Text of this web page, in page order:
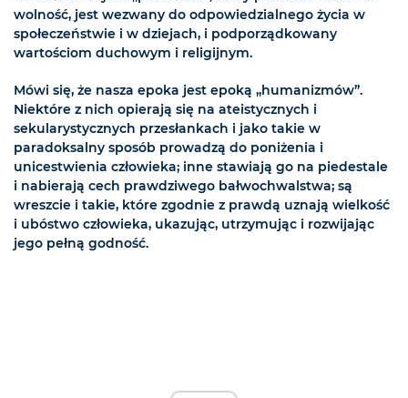
wolność, jest wezwany do odpowiedzialnego życia w
społeczeństwie i w dziejach, i podporządkowany
wartościom duchowym i religijnym.
Mówi się, że nasza epoka jest epoką „humanizmów”.
Niektóre z nich opierają się na ateistycznych i
sekularystycznych przesłankach i jako takie w
paradoksalny sposób prowadzą do poniżenia i
unicestwienia człowieka; inne stawiają go na piedestale
i nabierają cech prawdziwego bałwochwalstwa; są
wreszcie i takie, które zgodnie z prawdą uznają wielkość
i ubóstwo człowieka, ukazując, utrzymując i rozwijając
jego pełną godność.